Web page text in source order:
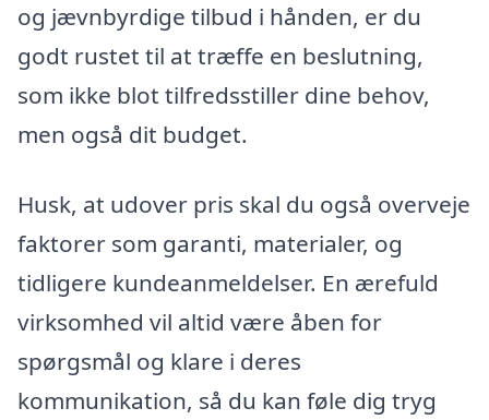
og jævnbyrdige tilbud i hånden, er du
godt rustet til at træffe en beslutning,
som ikke blot tilfredsstiller dine behov,
men også dit budget.
Husk, at udover pris skal du også overveje
faktorer som garanti, materialer, og
tidligere kundeanmeldelser. En ærefuld
virksomhed vil altid være åben for
spørgsmål og klare i deres
kommunikation, så du kan føle dig tryg